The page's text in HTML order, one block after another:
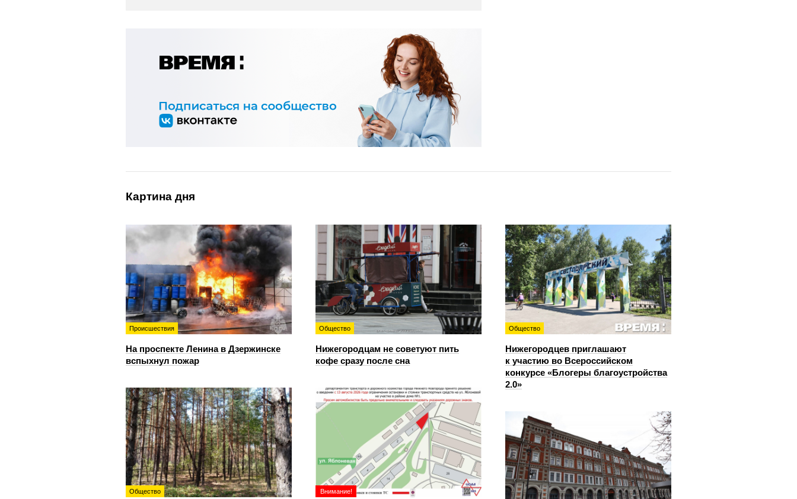
Картина дня
Происшествия
На проспекте Ленина в Дзержинске
вспыхнул пожар
Общество
Нижегородцам не советуют пить
кофе сразу после сна
Общество
Нижегородцев приглашают
к участию во Всероссийском
конкурсе «Блогеры благоустройства
2.0»
Общество Внимание!